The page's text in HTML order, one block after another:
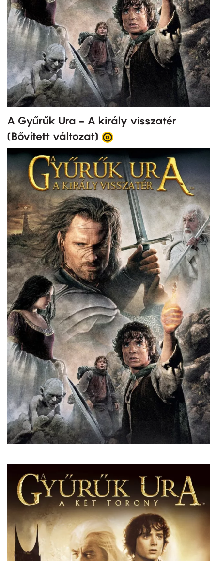
A Gyűrűk Ura - A király visszatér
(Bővített változat)